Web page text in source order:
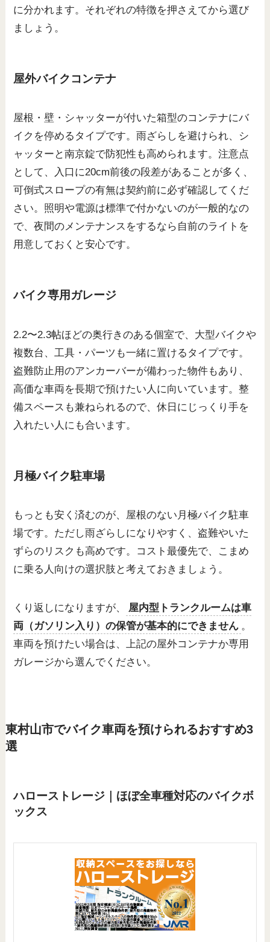
に分かれます。それぞれの特徴を押さえてから選び
ましょう。
屋外バイクコンテナ
屋根・壁・シャッターが付いた箱型のコンテナにバ
イクを停めるタイプです。雨ざらしを避けられ、シ
ャッターと南京錠で防犯性も高められます。注意点
として、入口に20cm前後の段差があることが多く、
可倒式スロープの有無は契約前に必ず確認してくだ
さい。照明や電源は標準で付かないのが一般的なの
で、夜間のメンテナンスをするなら自前のライトを
用意しておくと安心です。
バイク専用ガレージ
2.2〜2.3帖ほどの奥行きのある個室で、大型バイクや
複数台、工具・パーツも一緒に置けるタイプです。
盗難防止用のアンカーバーが備わった物件もあり、
高価な車両を長期で預けたい人に向いています。整
備スペースも兼ねられるので、休日にじっくり手を
入れたい人にも合います。
月極バイク駐車場
もっとも安く済むのが、屋根のない月極バイク駐車
場です。ただし雨ざらしになりやすく、盗難やいた
ずらのリスクも高めです。コスト最優先で、こまめ
に乗る人向けの選択肢と考えておきましょう。
くり返しになりますが、
屋内型トランクルームは車
両（ガソリン入り）の保管が基本的にできません 。
車両を預けたい場合は、上記の屋外コンテナか専用
ガレージから選んでください。
東村山市でバイク車両を預けられるおすすめ3
選
ハローストレージ｜ほぼ全車種対応のバイクボ
ックス